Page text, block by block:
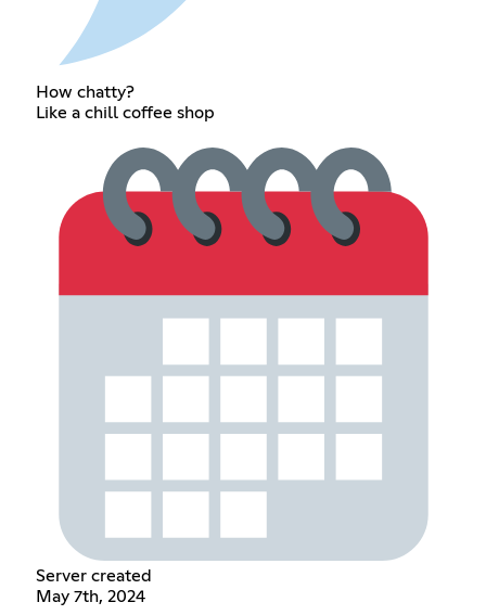
How chatty?
Like a chill coffee shop
Server created
May 7th, 2024